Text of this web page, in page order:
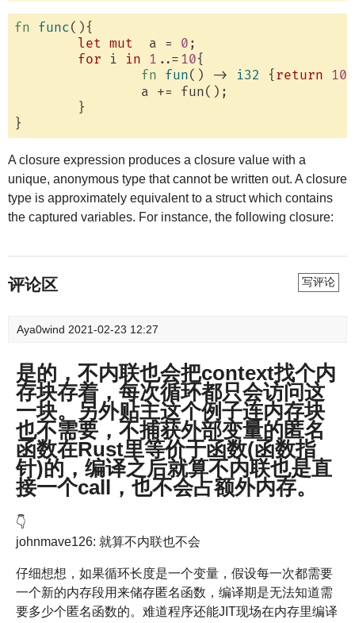
fn func(){
let mut
  a =
0 ;
for i in 1 ..= 10{
fn fun() -> i32 { return 100
A closure expression produces a closure value with a
unique, anonymous type that cannot be written out. A closure
type is approximately equivalent to a struct which contains
the captured variables. For instance, the following closure:
评论区 写评论
Aya0wind 2021-02-23 12:27
是的，不内联也会把context找个内
存块存着，每次循环都只会访问这
一块。另外贴主这个例子连内存块
也不需要，不捕获外部变量的匿名
函数在Rust里等价于函数(函数指
针)的，编译之后就算不内联也是直
接一个call，也不会占额外内存。
👇
johnmave126: 就算不内联也不会
仔细想想，如果循环长度是一个变量，假设每一次都需要
一个新的内存段用来储存匿名函数，编译期是无法知道需
要多少个匿名函数的。难道程序还能JIT现场在内存里编译